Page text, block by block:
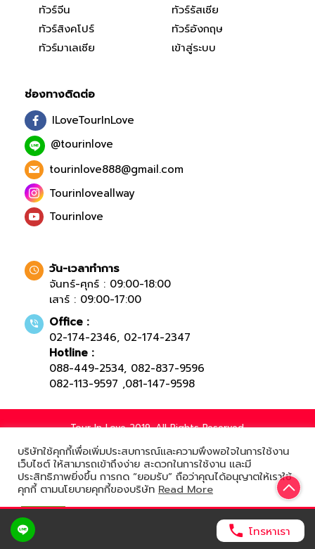
บริษัทใช้คุกกี้เพื่อเพิ่มประสบการณ์และความพึงพอใจในการใช้งาน
เว็บไซต์ ให้สามารถเข้าถึงง่าย สะดวกในการใช้งาน และมี
ประสิทธิภาพยิ่งขึ้น การกด “ยอมรับ” ถือว่าคุณได้อนุญาตให้เราใช้
คุกกี้ ตามนโยบายคุกกี้ของบริษัท Read More
ยอมรับ
ทัวร์จีน
ทัวร์สิงคโปร์
ทัวร์มาเลเซีย
ทัวร์รัสเซีย
ทัวร์อังกฤษ
เข้าสู่ระบบ
ช่องทางติดต่อ
ILoveTourInLove
@tourinlove
tourinlove888@gmail.com
Tourinloveallway
Tourinlove
วัน-เวลาทำการ
จันทร์-ศุกร์ : 09:00-18:00
เสาร์ : 09:00-17:00
Office :
02-174-2346, 02-174-2347
Hotline :
088-449-2534, 082-837-9596
082-113-9597 ,081-147-9598
Tour In Love 2019. All Rights Reserved.
Powered by
โทรหาเรา